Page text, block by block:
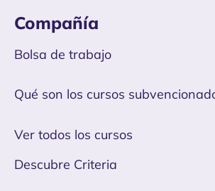
Compañía
Bolsa de trabajo
Qué son los cursos
Ver todos los cursos
Descubre Criteria